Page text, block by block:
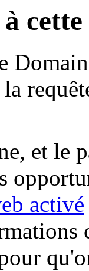
et le
activé